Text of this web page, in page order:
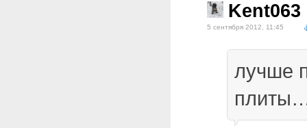
Kent063
5 сентября 2012, 11:45
лучше